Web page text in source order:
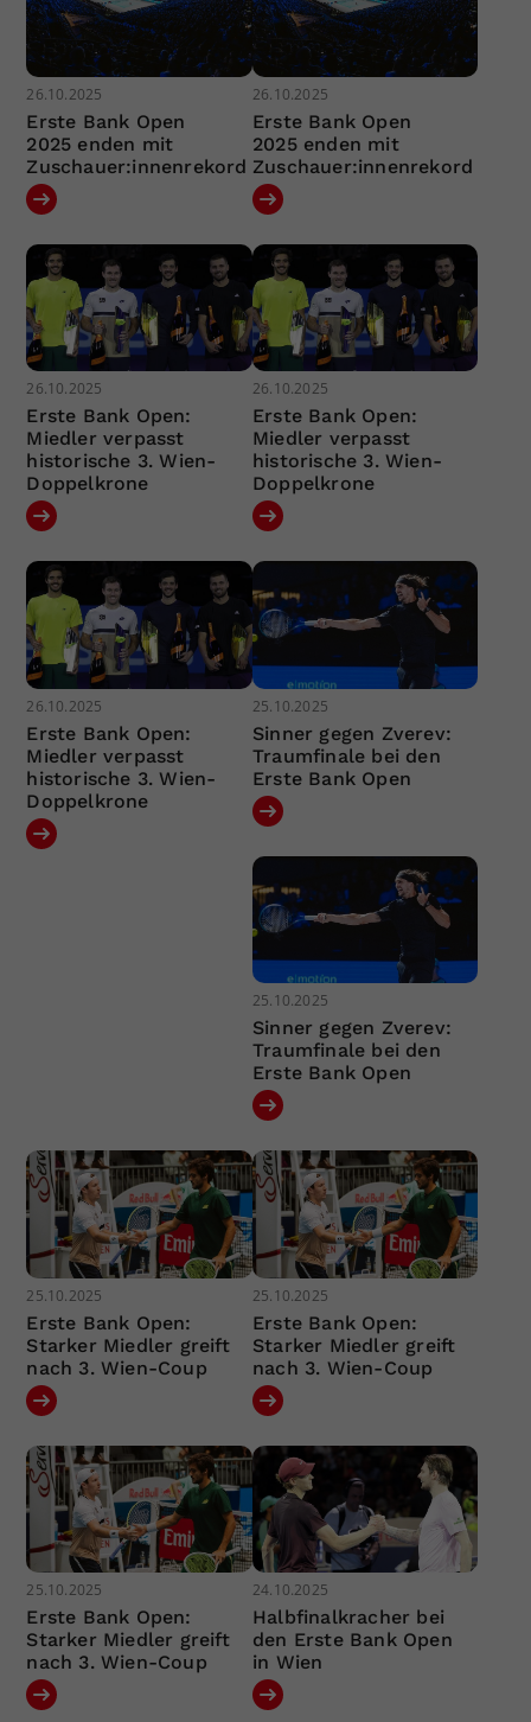
26.10.2025
Erste Bank Open
2025 enden mit
Zuschauer:innenrekord
26.10.2025
Erste Bank Open
2025 enden mit
Zuschauer:innenrekord
26.10.2025
Erste Bank Open:
Miedler verpasst
historische 3. Wien-
Doppelkrone
26.10.2025
Erste Bank Open:
Miedler verpasst
historische 3. Wien-
Doppelkrone
26.10.2025
Erste Bank Open:
Miedler verpasst
historische 3. Wien-
Doppelkrone
25.10.2025
Sinner gegen Zverev:
Traumfinale bei den
Erste Bank Open
25.10.2025
Sinner gegen Zverev:
Traumfinale bei den
Erste Bank Open
25.10.2025
Erste Bank Open:
Starker Miedler greift
nach 3. Wien-Coup
25.10.2025
Erste Bank Open:
Starker Miedler greift
nach 3. Wien-Coup
25.10.2025
Erste Bank Open:
Starker Miedler greift
nach 3. Wien-Coup
24.10.2025
Halbfinalkracher bei
den Erste Bank Open
in Wien